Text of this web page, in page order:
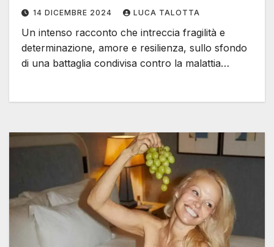
14 DICEMBRE 2024 LUCA TALOTTA
Un intenso racconto che intreccia fragilità e
determinazione, amore e resilienza, sullo sfondo
di una battaglia condivisa contro la malattia…